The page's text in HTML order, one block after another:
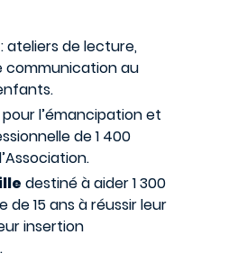
: ateliers de lecture,
communication au
pour l’émancipation et
de 1 400
destiné à aider 1 300
de 15 ans à réussir leur
insertion